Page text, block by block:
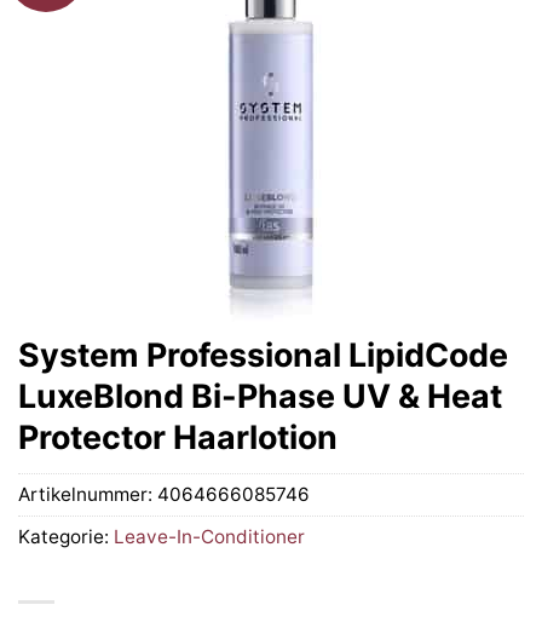
System Professional LipidCode
LuxeBlond Bi-Phase UV & Heat
Protector Haarlotion
Artikelnummer: 4064666085746
Kategorie: Leave-In-Conditioner